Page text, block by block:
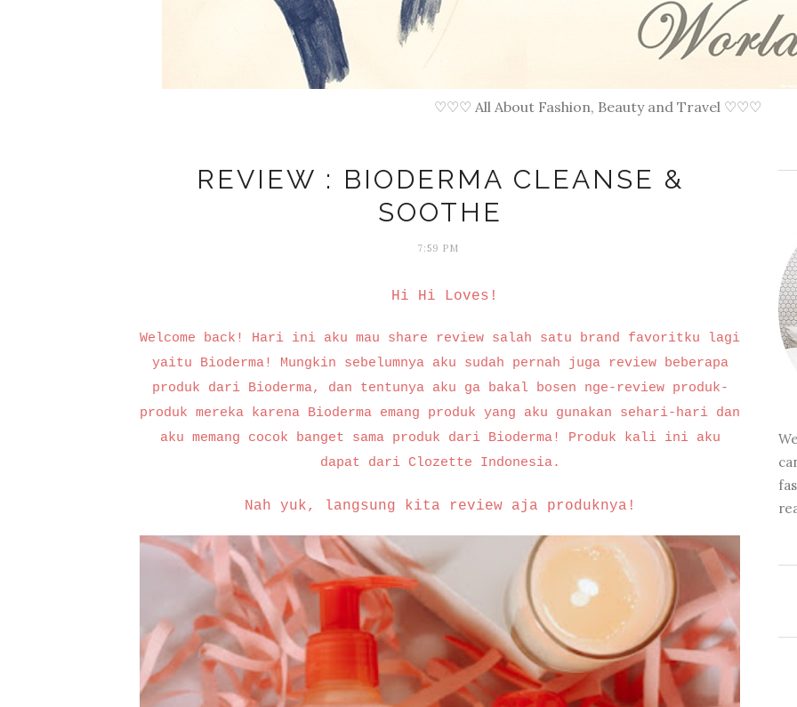
♡♡♡ All About Fashion, Beauty and Travel ♡♡♡
REVIEW : BIODERMA CLEANSE &
SOOTHE
7:59 PM
Hi Hi Loves!
Welcome back! Hari ini aku mau share review salah satu brand favoritku lagi
yaitu Bioderma! Mungkin sebelumnya aku sudah pernah juga review beberapa
produk dari Bioderma, dan tentunya aku ga bakal bosen nge-review produk-
produk mereka karena Bioderma emang produk yang aku gunakan sehari-hari dan
aku memang cocok banget sama produk dari Bioderma! Produk kali ini aku
dapat dari Clozette Indonesia.
Nah yuk, langsung kita review aja produknya!